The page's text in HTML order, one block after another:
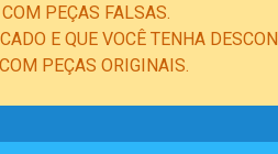
PEÇAS FALSAS.
E QUE VOCÊ TENHA
PEÇAS ORIGINAIS.